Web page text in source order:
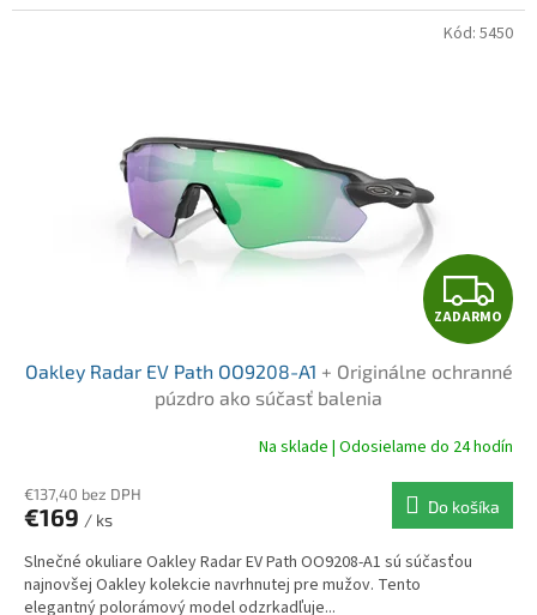
Z
A
D
A
R
M
ZADARMO
Oakley Radar EV Path OO9208-A1 + Originálne ochranné
púzdro ako súčasť balenia
Na sklade | Odosielame do 24 hodín
€137,40 bez DPH
€169 / ks
Do košíka
Slnečné okuliare Oakley Radar EV Path OO9208-A1 sú súčasťou
najnovšej Oakley kolekcie navrhnutej pre mužov. Tento
elegantný polorámový model odzrkadľuje...
Kód: 5450